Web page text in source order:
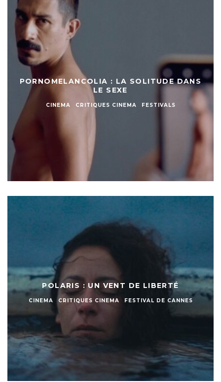
PORNOMELANCOLIA : LA SOLITUDE DANS
LE SEXE
CINEMA CRITIQUES CINEMA FESTIVALS
POLARIS : UN VENT DE LIBERTÉ
CINEMA CRITIQUES CINEMA FESTIVAL DE CANNES